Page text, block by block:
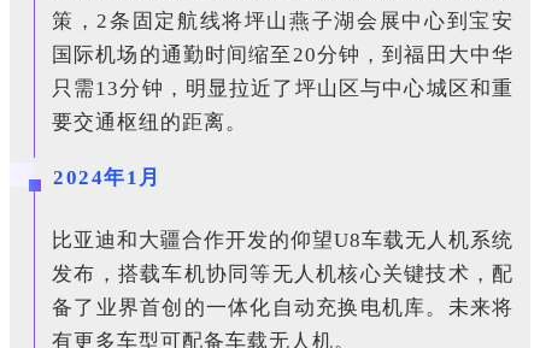
策，2条固定航线将坪山燕子湖会展中心到宝安
国际机场的通勤时间缩至20分钟，到福田大中华
只需13分钟，明显拉近了坪山区与中心城区和重
要交通枢纽的距离。
2024年1月
比亚迪和大疆合作开发的仰望U8车载无人机系统
发布，搭载车机协同等无人机核心关键技术，配
备了业界首创的一体化自动充换电机库。未来将
有更多车型可配备车载无人机。